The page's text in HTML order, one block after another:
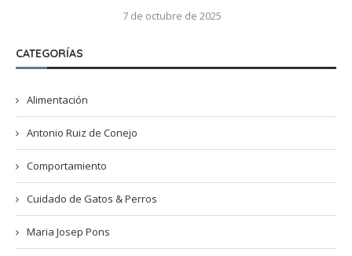
7 de octubre de 2025
CATEGORÍAS
Alimentación
Antonio Ruiz de Conejo
Comportamiento
Cuidado de Gatos & Perros
Maria Josep Pons